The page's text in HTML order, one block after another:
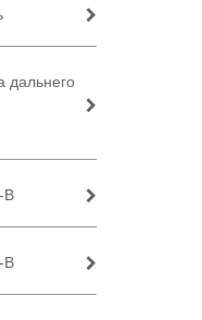
дальнего
B
B